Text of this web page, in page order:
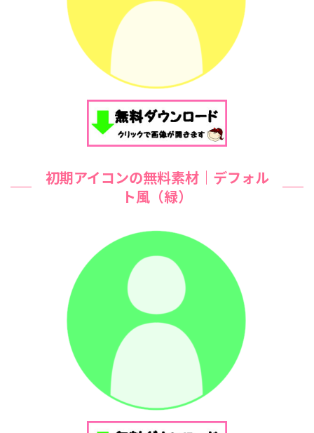
初期アイコンの無料素材｜デフォル
ト風（緑）